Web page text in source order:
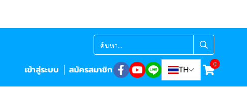
เข้าสู่ระบบ สมัครสมาชิก TH 0